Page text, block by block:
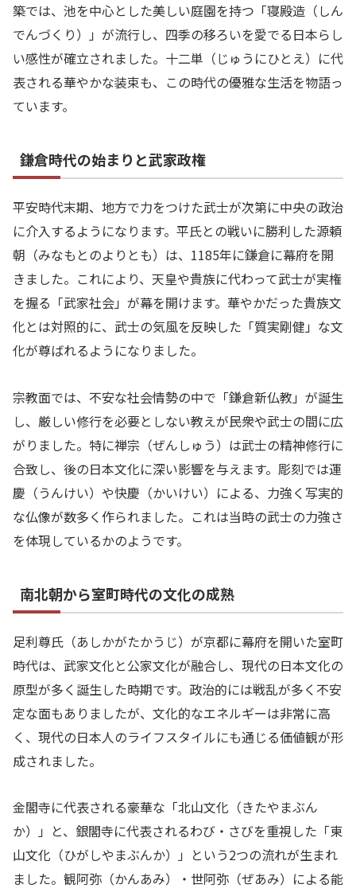
築では、池を中心とした美しい庭園を持つ「寝殿造（しん
でんづくり）」が流行し、四季の移ろいを愛でる日本らし
い感性が確立されました。十二単（じゅうにひとえ）に代
表される華やかな装束も、この時代の優雅な生活を物語っ
ています。
鎌倉時代の始まりと武家政権
平安時代末期、地方で力をつけた武士が次第に中央の政治
に介入するようになります。平氏との戦いに勝利した源頼
朝（みなもとのよりとも）は、1185年に鎌倉に幕府を開
きました。これにより、天皇や貴族に代わって武士が実権
を握る「武家社会」が幕を開けます。華やかだった貴族文
化とは対照的に、武士の気風を反映した「質実剛健」な文
化が尊ばれるようになりました。
宗教面では、不安な社会情勢の中で「鎌倉新仏教」が誕生
し、厳しい修行を必要としない教えが民衆や武士の間に広
がりました。特に禅宗（ぜんしゅう）は武士の精神修行に
合致し、後の日本文化に深い影響を与えます。彫刻では運
慶（うんけい）や快慶（かいけい）による、力強く写実的
な仏像が数多く作られました。これは当時の武士の力強さ
を体現しているかのようです。
南北朝から室町時代の文化の成熟
足利尊氏（あしかがたかうじ）が京都に幕府を開いた室町
時代は、武家文化と公家文化が融合し、現代の日本文化の
原型が多く誕生した時期です。政治的には戦乱が多く不安
定な面もありましたが、文化的なエネルギーは非常に高
く、現代の日本人のライフスタイルにも通じる価値観が形
成されました。
金閣寺に代表される豪華な「北山文化（きたやまぶん
か）」と、銀閣寺に代表されるわび・さびを重視した「東
山文化（ひがしやまぶんか）」という2つの流れが生まれ
ました。観阿弥（かんあみ）・世阿弥（ぜあみ）による能